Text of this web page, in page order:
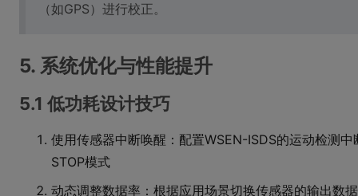
（如GPS）进行校正。
5. 系统优化与性能提升
5.1 低功耗设计技巧
使用传感器中断唤醒：配置WSEN-ISDS的运动检测
STOP模式
动态调整数据率：根据应用场景切换传感器的输出数